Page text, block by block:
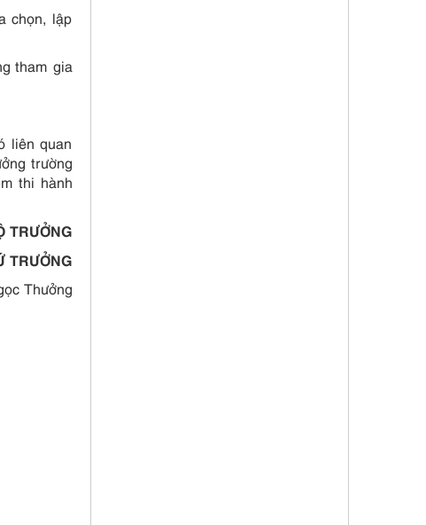
chọn, lập
tham gia
liên quan
trường
thi hành
TRƯỞNG